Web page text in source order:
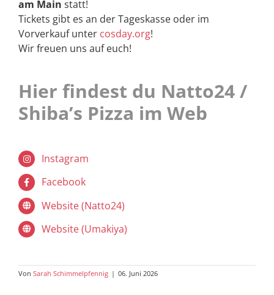
am Main statt!
Tickets gibt es an der Tageskasse oder im
Vorverkauf unter cosday.org!
Wir freuen uns auf euch!
Hier findest du Natto24 /
Shiba’s Pizza im Web
Instagram
Facebook
Website (Natto24)
Website (Umakiya)
Von Sarah Schimmelpfennig | 06. Juni 2026